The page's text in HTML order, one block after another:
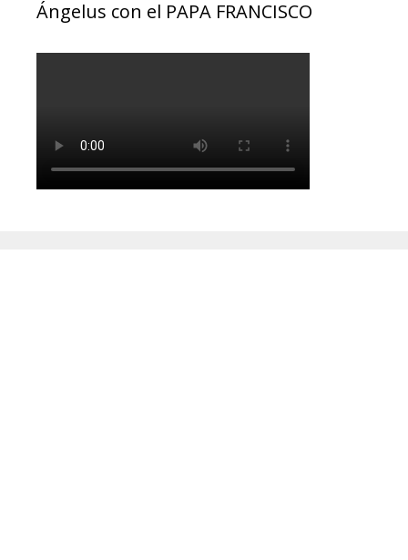
Ángelus con el PAPA FRANCISCO